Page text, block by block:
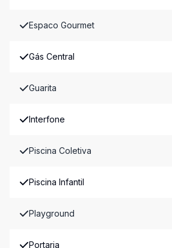
Espaco Gourmet
Gás Central
Guarita
Interfone
Piscina Coletiva
Piscina Infantil
Playground
Portaria